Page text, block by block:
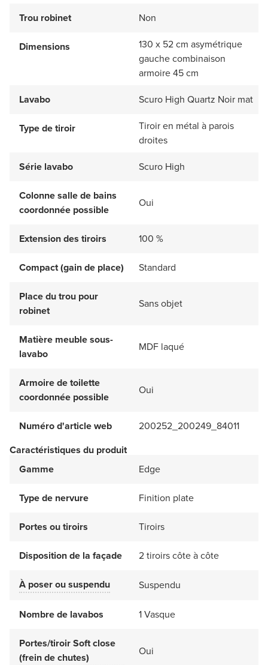
Trou robinet Non
Dimensions
130 x 52 cm asymétrique
gauche combinaison
armoire 45 cm
Lavabo
Scuro High Quartz Noir mat
Type de tiroir
Tiroir en métal à parois
droites
Série lavabo
Scuro High
Colonne salle de bains
coordonnée possible
Oui
Extension des tiroirs 100 %
Compact (gain de place) Standard
Place du trou pour
robinet
Sans objet
Matière meuble sous-
lavabo
MDF laqué
Armoire de toilette
coordonnée possible
Oui
Numéro d'article web
200252_200249_84011
Caractéristiques du produit
Gamme
Edge
Type de nervure Finition plate
Portes ou tiroirs Tiroirs
Disposition de la façade 2 tiroirs côte à côte
À poser ou suspendu Suspendu
Nombre de lavabos 1 Vasque
Portes/tiroir Soft close
(frein de chutes)
Oui